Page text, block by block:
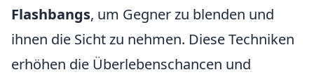
Flashbangs, um Gegner zu blenden und
ihnen die Sicht zu nehmen. Diese Techniken
erhöhen die Überlebenschancen und